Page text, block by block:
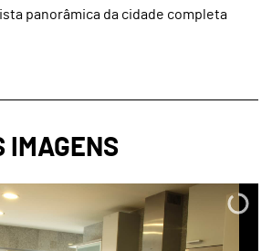
panorâmica da cidade completa